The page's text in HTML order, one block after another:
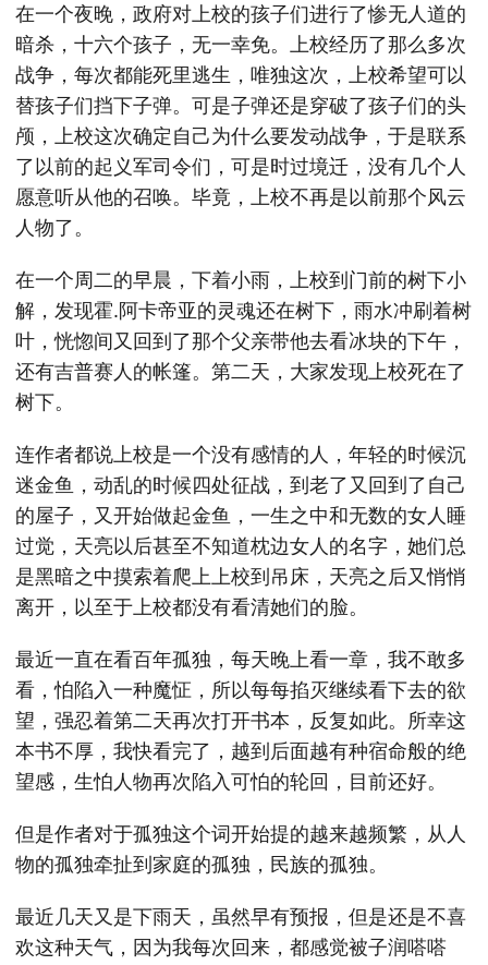
在一个夜晚，政府对上校的孩子们进行了惨无人道的
暗杀，十六个孩子，无一幸免。上校经历了那么多次
战争，每次都能死里逃生，唯独这次，上校希望可以
替孩子们挡下子弹。可是子弹还是穿破了孩子们的头
颅，上校这次确定自己为什么要发动战争，于是联系
了以前的起义军司令们，可是时过境迁，没有几个人
愿意听从他的召唤。毕竟，上校不再是以前那个风云
人物了。
在一个周二的早晨，下着小雨，上校到门前的树下小
解，发现霍.阿卡帝亚的灵魂还在树下，雨水冲刷着树
叶，恍惚间又回到了那个父亲带他去看冰块的下午，
还有吉普赛人的帐篷。第二天，大家发现上校死在了
树下。
连作者都说上校是一个没有感情的人，年轻的时候沉
迷金鱼，动乱的时候四处征战，到老了又回到了自己
的屋子，又开始做起金鱼，一生之中和无数的女人睡
过觉，天亮以后甚至不知道枕边女人的名字，她们总
是黑暗之中摸索着爬上上校到吊床，天亮之后又悄悄
离开，以至于上校都没有看清她们的脸。
最近一直在看百年孤独，每天晚上看一章，我不敢多
看，怕陷入一种魔怔，所以每每掐灭继续看下去的欲
望，强忍着第二天再次打开书本，反复如此。所幸这
本书不厚，我快看完了，越到后面越有种宿命般的绝
望感，生怕人物再次陷入可怕的轮回，目前还好。
但是作者对于孤独这个词开始提的越来越频繁，从人
物的孤独牵扯到家庭的孤独，民族的孤独。
最近几天又是下雨天，虽然早有预报，但是还是不喜
欢这种天气，因为我每次回来，都感觉被子润嗒嗒